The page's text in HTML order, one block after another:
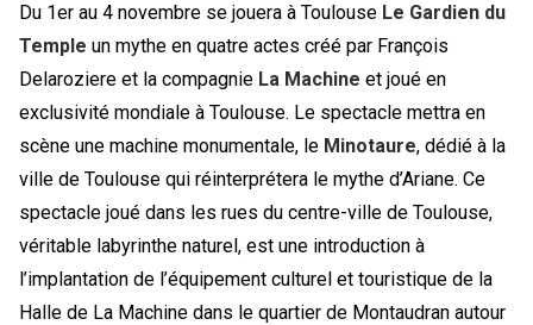
Du 1er au 4 novembre se jouera à Toulouse Le Gardien du
Temple un mythe en quatre actes créé par François
Delaroziere et la compagnie La Machine et joué en
exclusivité mondiale à Toulouse. Le spectacle mettra en
scène une machine monumentale, le Minotaure, dédié à la
ville de Toulouse qui réinterprétera le mythe d’Ariane. Ce
spectacle joué dans les rues du centre-ville de Toulouse,
véritable labyrinthe naturel, est une introduction à
l’implantation de l’équipement culturel et touristique de la
Halle de La Machine dans le quartier de Montaudran autour